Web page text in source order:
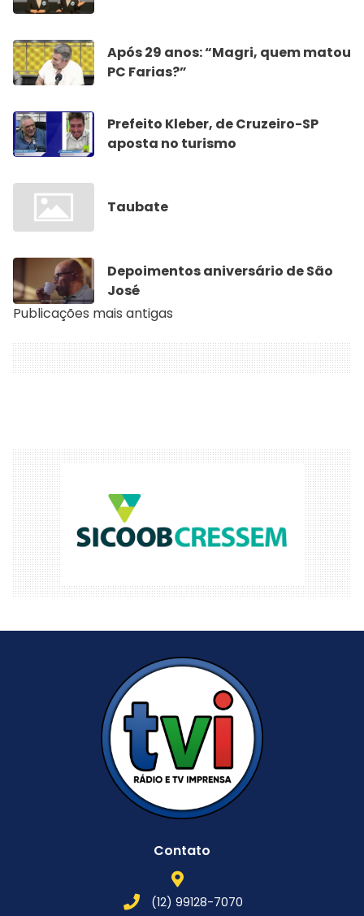
Após 29 anos: “Magri, quem matou
PC Farias?”
Prefeito Kleber, de Cruzeiro-SP
aposta no turismo
Taubate
Depoimentos aniversário de São
José
Publicações mais antigas
Contato
(12) 99128-7070